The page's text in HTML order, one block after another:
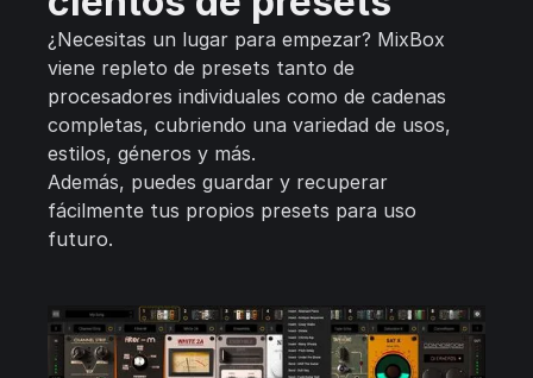
¿Necesitas un lugar para empezar? MixBox
viene repleto de presets tanto de
procesadores individuales como de cadenas
completas, cubriendo una variedad de usos,
estilos, géneros y más.
Además, puedes guardar y recuperar
fácilmente tus propios presets para uso
futuro.